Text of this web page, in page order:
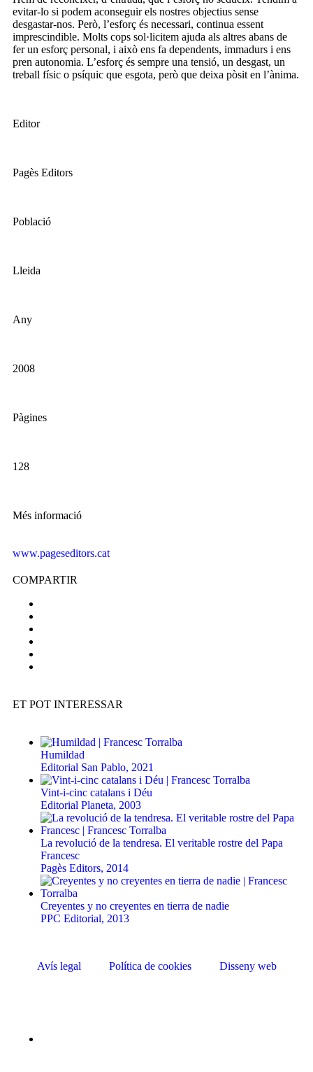
evitar-lo si podem aconseguir els nostres objectius sense
desgastar-nos. Però, l’esforç és necessari, continua essent
imprescindible. Molts cops sol·licitem ajuda als altres abans de
fer un esforç personal, i això ens fa dependents, immadurs i ens
pren autonomia. L’esforç és sempre una tensió, un desgast, un
treball físic o psíquic que esgota, però que deixa pòsit en l’ànima.
Editor
Pagès Editors
Població
Lleida
Any
2008
Pàgines
128
Més informació
www.pageseditors.cat
COMPARTIR
ET POT INTERESSAR
Humildad
Editorial San Pablo, 2021
Vint-i-cinc catalans i Déu
Editorial Planeta, 2003
La revolució de la tendresa. El veritable rostre del Papa
Francesc
Pagès Editors, 2014
Creyentes y no creyentes en tierra de nadie
PPC Editorial, 2013
Avís legal Política de cookies Disseny web